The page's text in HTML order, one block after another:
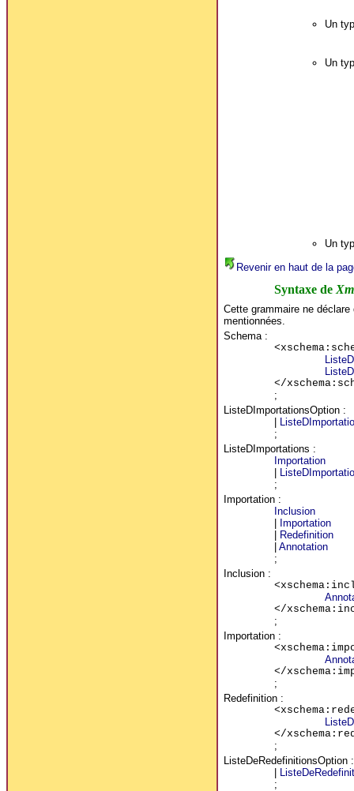
Un
Un
Un
Revenir en haut de la
Syntaxe de
Cette grammaire ne
mentionnées.
Schema:
</
;
ListeDImportationsOption:
|
;
ListeDImportations :
Importation
|
;
Importation:
Inclusion
| Importation
| Redefinition
| Annotation
;
Inclusion:
</
;
Importation:
</
;
Redefinition:
</
;
ListeDeRedefinitionsOption:
|
;